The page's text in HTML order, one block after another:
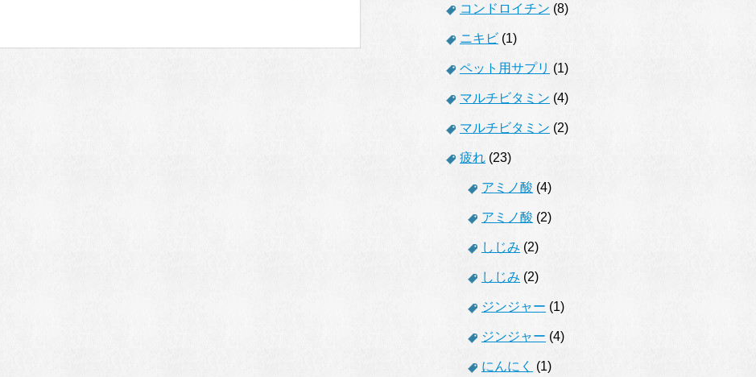
コンドロイチン (8)
ニキビ (1)
ペット用サプリ (1)
マルチビタミン (4)
マルチビタミン (2)
疲れ (23)
アミノ酸 (4)
アミノ酸 (2)
しじみ (2)
しじみ (2)
ジンジャー (1)
ジンジャー (4)
にんにく (1)